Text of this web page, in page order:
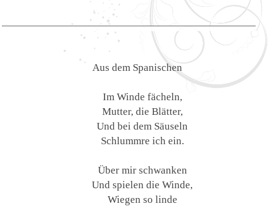
Aus dem Spanischen
Im Winde fächeln,
Mutter, die Blätter,
Und bei dem Säuseln
Schlummre ich ein.
Über mir schwanken
Und spielen die Winde,
Wiegen so linde